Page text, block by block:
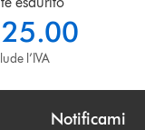
l’IVA
Notificami